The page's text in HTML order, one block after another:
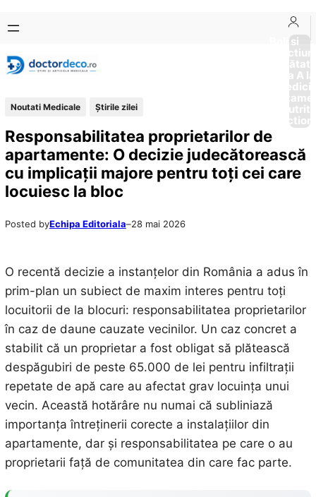
conținut
content
Boli si
Afectiuni
Sănătate
de la A
Noutati Medicale Știrile zilei
Responsabilitatea proprietarilor de
apartamente: O decizie judecătorească
cu implicații majore pentru toți cei care
locuiesc la bloc
Posted byEchipa Editoriala–28 mai 2026
O recentă decizie a instanțelor din România a adus în
prim-plan un subiect de maxim interes pentru toți
locuitorii de la blocuri: responsabilitatea proprietarilor
în caz de daune cauzate vecinilor. Un caz concret a
stabilit că un proprietar a fost obligat să plătească
despăgubiri de peste 65.000 de lei pentru infiltrații
repetate de apă care au afectat grav locuința unui
vecin. Această hotărâre nu numai că subliniază
importanța întreținerii corecte a instalațiilor din
apartamente, dar și responsabilitatea pe care o au
proprietarii față de comunitatea din care fac parte.